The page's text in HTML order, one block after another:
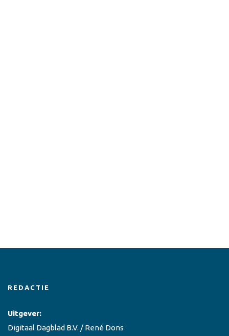
REDACTIE
Uitgever:
Digitaal Dagblad B.V. / René Dons